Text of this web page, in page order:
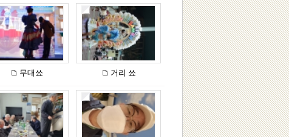
무대쑈 거리 쑈